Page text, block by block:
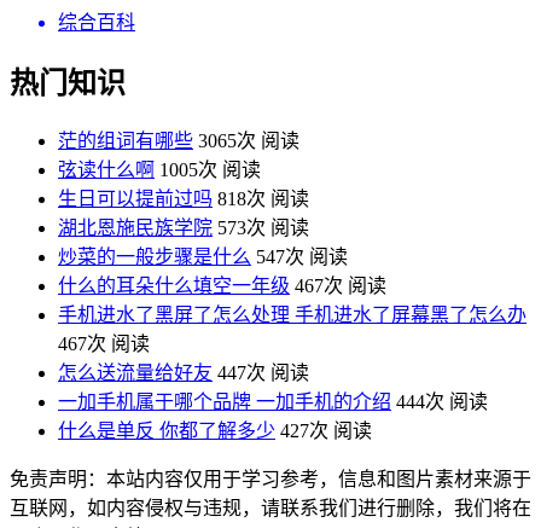
综合百科
热门知识
茫的组词有哪些 3065次 阅读
弦读什么啊 1005次 阅读
生日可以提前过吗 818次 阅读
湖北恩施民族学院 573次 阅读
炒菜的一般步骤是什么 547次 阅读
什么的耳朵什么填空一年级 467次 阅读
手机进水了黑屏了怎么处理 手机进水了屏幕黑了怎么办
467次 阅读
怎么送流量给好友 447次 阅读
一加手机属于哪个品牌 一加手机的介绍 444次 阅读
什么是单反 你都了解多少 427次 阅读
免责声明：本站内容仅用于学习参考，信息和图片素材来源于
互联网，如内容侵权与违规，请联系我们进行删除，我们将在